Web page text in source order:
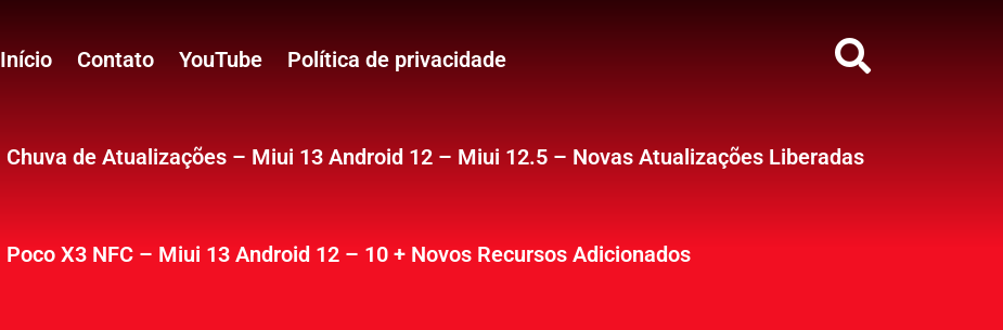
Início Contato YouTube Política de privacidade
Chuva de Atualizações – Miui 13 Android 12 – Miui 12.5 – Novas Atualizações Liberadas
Poco X3 NFC – Miui 13 Android 12 – 10 + Novos Recursos Adicionados